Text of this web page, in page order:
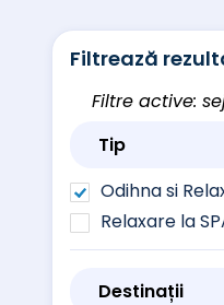
Filtrează
Filtre active:
Tip
Odihna si
Relaxare la
Destinații